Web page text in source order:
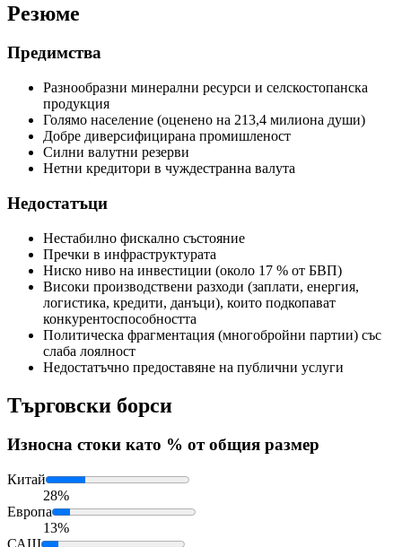
Резюме
Предимства
Разнообразни минерални ресурси и селскостопанска
продукция
Голямо население (оценено на 213,4 милиона души)
Добре диверсифицирана промишленост
Силни валутни резерви
Нетни кредитори в чуждестранна валута
Недостатъци
Нестабилно фискално състояние
Пречки в инфраструктурата
Ниско ниво на инвестиции (около 17 % от БВП)
Високи производствени разходи (заплати, енергия,
логистика, кредити, данъци), които подкопават
конкурентоспособността
Политическа фрагментация (многобройни партии) със
слаба лоялност
Недостатъчно предоставяне на публични услуги
Търговски борси
Износна стоки като % от общия размер
Китай
28%
Европа
13%